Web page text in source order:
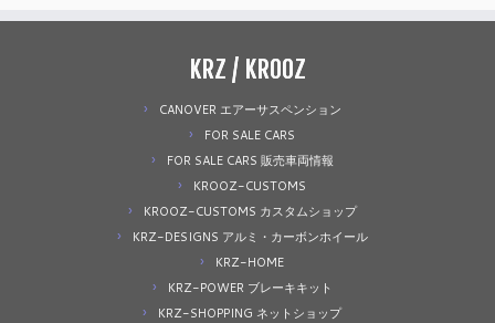
KRZ / KROOZ
CANOVER エアーサスペンション
FOR SALE CARS
FOR SALE CARS 販売車両情報
KROOZ-CUSTOMS
KROOZ-CUSTOMS カスタムショップ
KRZ-DESIGNS アルミ・カーボンホイール
KRZ-HOME
KRZ-POWER ブレーキキット
KRZ-SHOPPING ネットショップ